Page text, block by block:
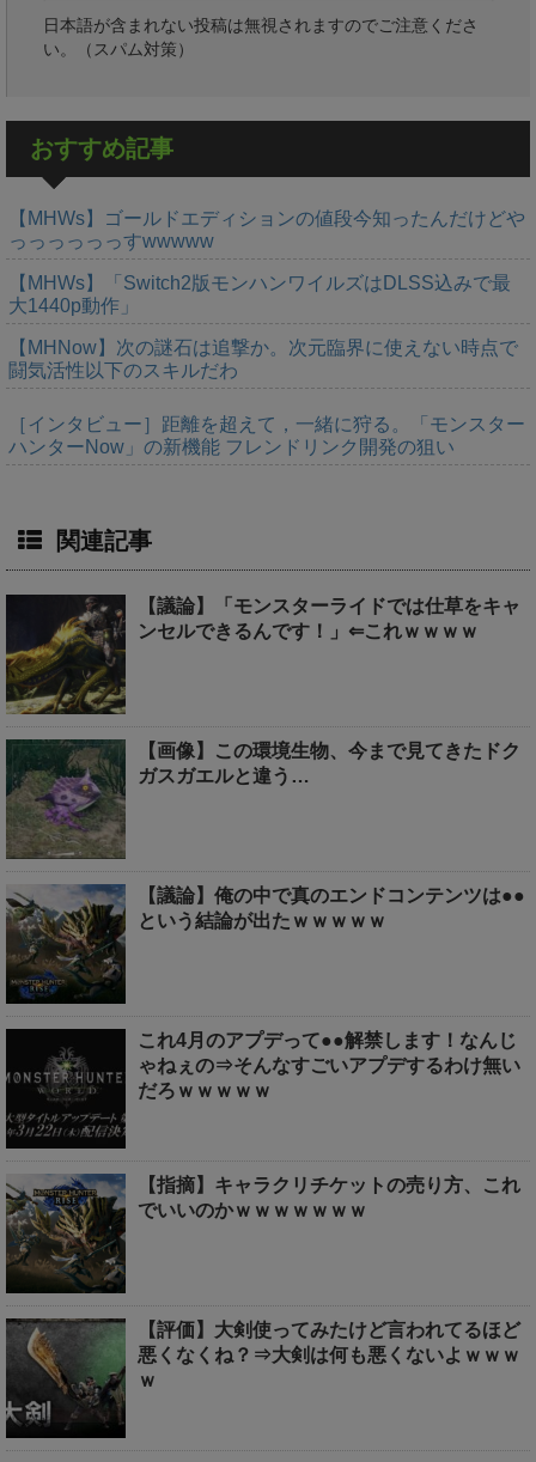
日本語が含まれない投稿は無視されますのでご注意くださ
い。（スパム対策）
おすすめ記事
【MHWs】ゴールドエディションの値段今知ったんだけどや
っっっっっっすwwwww
【MHWs】「Switch2版モンハンワイルズはDLSS込みで最
大1440p動作」
【MHNow】次の謎石は追撃か。次元臨界に使えない時点で
闘気活性以下のスキルだわ
［インタビュー］距離を超えて，一緒に狩る。「モンスター
ハンターNow」の新機能 フレンドリンク開発の狙い
関連記事
【議論】「モンスターライドでは仕草をキャ
ンセルできるんです！」⇐これｗｗｗｗ
【画像】この環境生物、今まで見てきたドク
ガスガエルと違う…
【議論】俺の中で真のエンドコンテンツは●●
という結論が出たｗｗｗｗｗ
これ4月のアプデって●●解禁します！なんじ
ゃねぇの⇒そんなすごいアプデするわけ無い
だろｗｗｗｗｗ
【指摘】キャラクリチケットの売り方、これ
でいいのかｗｗｗｗｗｗｗ
【評価】大剣使ってみたけど言われてるほど
悪くなくね？⇒大剣は何も悪くないよｗｗｗ
ｗ